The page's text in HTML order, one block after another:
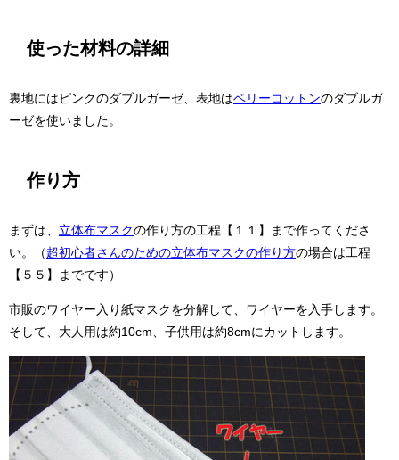
使った材料の詳細
裏地にはピンクのダブルガーゼ、表地はベリーコットンのダブルガ
ーゼを使いました。
作り方
まずは、 立体布マスクの作り方の工程【１１】まで作ってくださ
い。（ 超初心者さんのための立体布マスクの作り方の場合は工程
【５５】までです）
市販のワイヤー入り紙マスクを分解して、ワイヤーを入手します。
そして、大人用は約10cm、子供用は約8cmにカットします。